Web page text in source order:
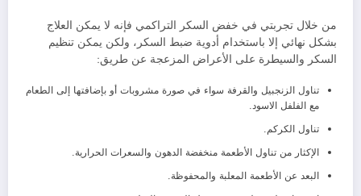
من خلال تجربتي في خفض السكر التراكمي فإنه لا يمكن العلاج
بشكل نهائي إلا باستخدام أدوية ضبط السكر، ولكن يمكن تنظيم
السكر والسيطرة على الأعراض المزعجة عن طريق:
تناول الزنجبيل والقرفة سواء في صورة مشروبات أو بإضافتها إلى الطعام
مع الفلفل الاسود.
تناول الكركم.
الإكثار من تناول الأطعمة منخفضة الدهون والسعرات الحرارية.
البعد عن الأطعمة المعلبة والمحفوظة.